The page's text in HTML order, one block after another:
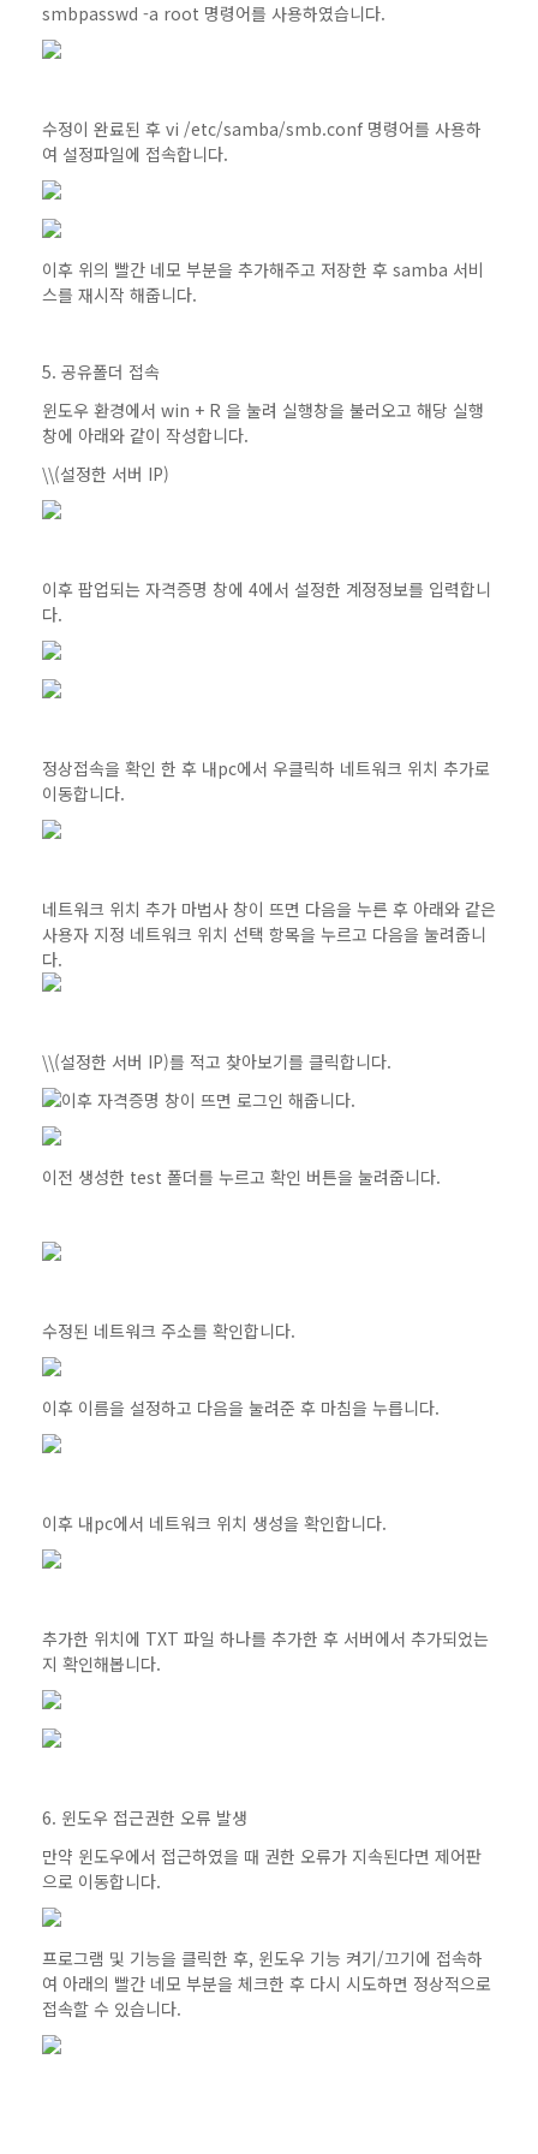
smbpasswd -a root 명령어를 사용하였습니다.
수정이 완료된 후 vi /etc/samba/smb.conf 명령어를 사용하
여 설정파일에 접속합니다.
이후 위의 빨간 네모 부분을 추가해주고 저장한 후 samba 서비
스를 재시작 해줍니다.
5. 공유폴더 접속
윈도우 환경에서 win + R 을 눌려 실행창을 불러오고 해당 실행
창에 아래와 같이 작성합니다.
\\(설정한 서버 IP)
이후 팝업되는 자격증명 창에 4에서 설정한 계정정보를 입력합니
다.
정상접속을 확인 한 후 내pc에서 우클릭하 네트워크 위치 추가로
이동합니다.
네트워크 위치 추가 마법사 창이 뜨면 다음을 누른 후 아래와 같은
사용자 지정 네트워크 위치 선택 항목을 누르고 다음을 눌려줍니
다.
\\(설정한 서버 IP)를 적고 찾아보기를 클릭합니다.
이후 자격증명 창이 뜨면 로그인 해줍니다.
이전 생성한 test 폴더를 누르고 확인 버튼을 눌려줍니다.
수정된 네트워크 주소를 확인합니다.
이후 이름을 설정하고 다음을 눌려준 후 마침을 누릅니다.
이후 내pc에서 네트워크 위치 생성을 확인합니다.
추가한 위치에 TXT 파일 하나를 추가한 후 서버에서 추가되었는
지 확인해봅니다.
6. 윈도우 접근권한 오류 발생
만약 윈도우에서 접근하였을 때 권한 오류가 지속된다면 제어판
으로 이동합니다.
프로그램 및 기능을 클릭한 후, 윈도우 기능 켜기/끄기에 접속하
여 아래의 빨간 네모 부분을 체크한 후 다시 시도하면 정상적으로
접속할 수 있습니다.